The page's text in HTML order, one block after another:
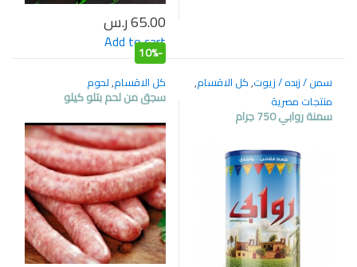
65.00ر.س
Add to cart
سمن / زبده / زيوت,كل الاقسام,
منتجات مصرية
سمنة روابي 750 جرام
كل الاقسام,لحوم
سجق من لحم بتلو كيلو
-
10%